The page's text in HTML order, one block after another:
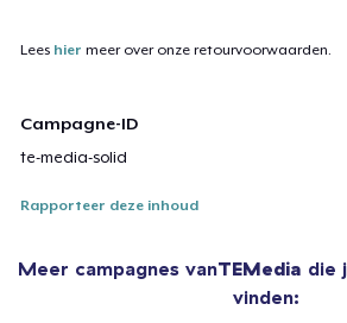
Lees hier meer over onze retourvoorwaarden.
Campagne-ID
te-media-solid
Rapporteer deze inhoud
Meer campagnes vanTEMedia die
vinden: